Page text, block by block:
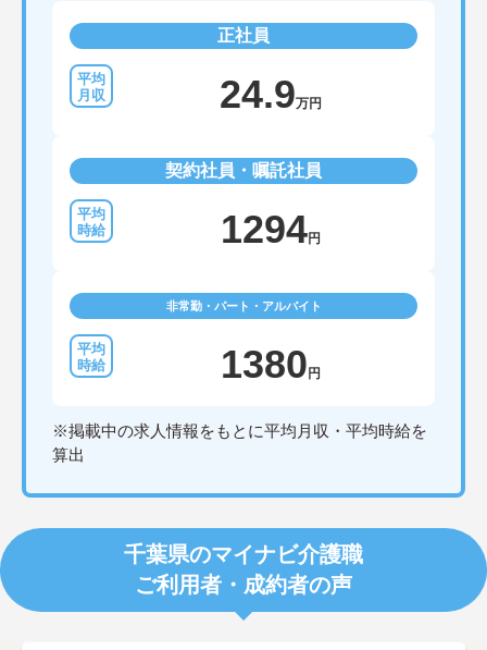
正社員
24.9万円
契約社員・嘱託社員
1294円
非常勤・パート・アルバイト
1380 円
※掲載中の求人情報をもとに平均月収・平均時給を
算出
千葉県のマイナビ介護職
ご利用者・成約者の声